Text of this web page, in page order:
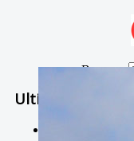
Buscar...
Ultimas Noticias